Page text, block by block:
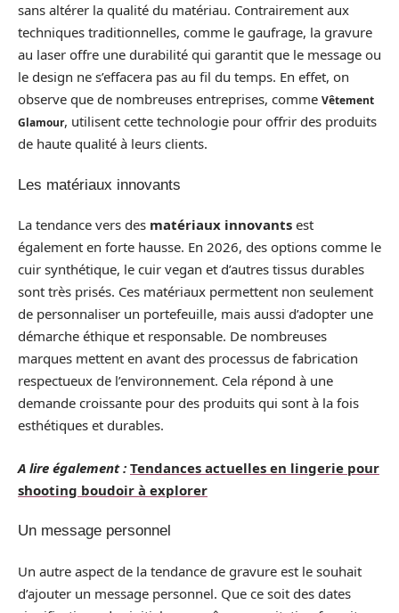
sans altérer la qualité du matériau. Contrairement aux
techniques traditionnelles, comme le gaufrage, la gravure
au laser offre une durabilité qui garantit que le message ou
le design ne s’effacera pas au fil du temps. En effet, on
observe que de nombreuses entreprises, comme Vêtement
Glamour, utilisent cette technologie pour offrir des produits
de haute qualité à leurs clients.
Les matériaux innovants
La tendance vers des matériaux innovants est
également en forte hausse. En 2026, des options comme le
cuir synthétique, le cuir vegan et d’autres tissus durables
sont très prisés. Ces matériaux permettent non seulement
de personnaliser un portefeuille, mais aussi d’adopter une
démarche éthique et responsable. De nombreuses
marques mettent en avant des processus de fabrication
respectueux de l’environnement. Cela répond à une
demande croissante pour des produits qui sont à la fois
esthétiques et durables.
A lire également : Tendances actuelles en lingerie pour
shooting boudoir à explorer
Un message personnel
Un autre aspect de la tendance de gravure est le souhait
d’ajouter un message personnel. Que ce soit des dates